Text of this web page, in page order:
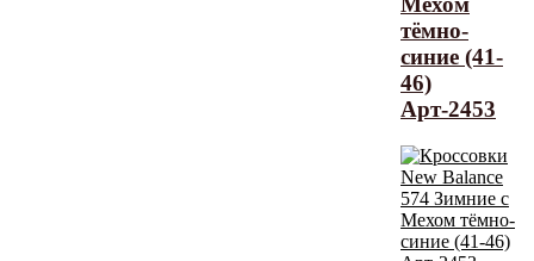
тёмно-
синие (41-
46)
Арт-2453